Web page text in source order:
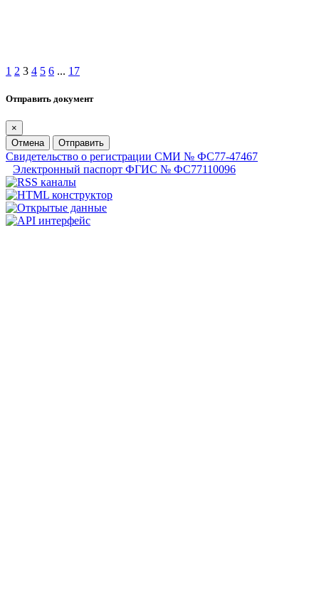
1 2 3 4 5 6 ... 17
Отправить документ
×
Отмена
Отправить
Свидетельство о регистрации СМИ № ФС77-47467
Электронный паспорт ФГИС № ФС77110096